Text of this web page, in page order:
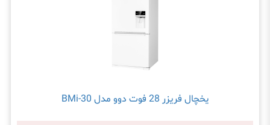
یخچال فریزر 28 فوت دوو مدل BMi-30